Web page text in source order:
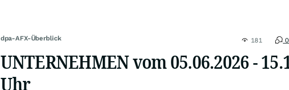
dpa-AFX-Überblick 181
UNTERNEHMEN vom 05.06.2026 -
Uhr